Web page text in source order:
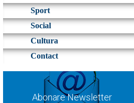
Sport
Social
Cultura
Contact
Abonare Newsletter